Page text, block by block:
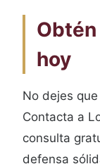
hoy
No dejes
Contacta a
consulta
defensa